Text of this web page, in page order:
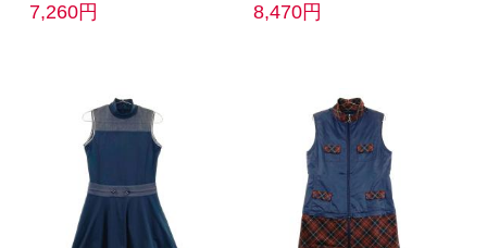
7,260円 8,470円